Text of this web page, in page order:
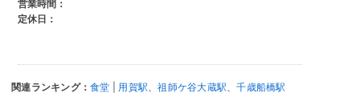
関連ランキング： 食堂 用賀駅、祖師ケ谷大蔵駅、千歳船橋駅